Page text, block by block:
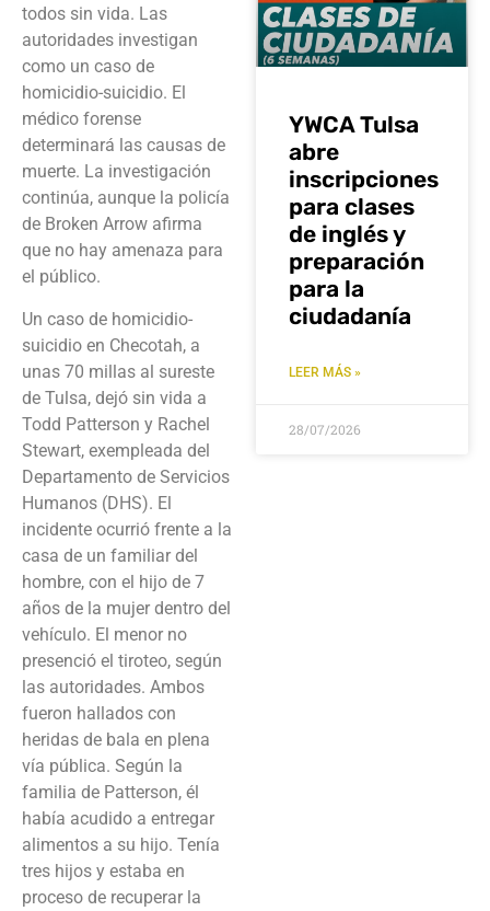
todos sin vida. Las
autoridades investigan
como un caso de
homicidio-suicidio. El
médico forense
determinará las causas de
muerte. La investigación
continúa, aunque la policía
de Broken Arrow afirma
que no hay amenaza para
el público.
Un caso de homicidio-
suicidio en Checotah, a
unas 70 millas al sureste
de Tulsa, dejó sin vida a
Todd Patterson y Rachel
Stewart, exempleada del
Departamento de Servicios
Humanos (DHS). El
incidente ocurrió frente a la
casa de un familiar del
hombre, con el hijo de 7
años de la mujer dentro del
vehículo. El menor no
presenció el tiroteo, según
las autoridades. Ambos
fueron hallados con
heridas de bala en plena
vía pública. Según la
familia de Patterson, él
había acudido a entregar
alimentos a su hijo. Tenía
tres hijos y estaba en
proceso de recuperar la
YWCA Tulsa
abre
inscripciones
para clases
de inglés y
preparación
para la
ciudadanía
LEER MÁS »
28/07/2026